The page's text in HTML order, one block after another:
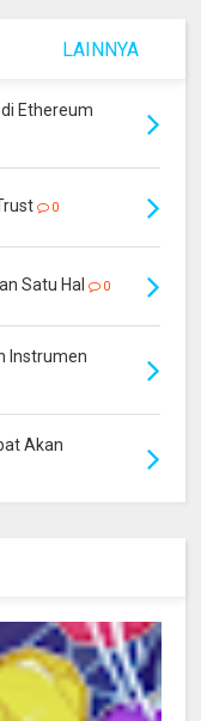
LAINNYA
Ethereum
0
Satu Hal 0
Instrumen
Akan